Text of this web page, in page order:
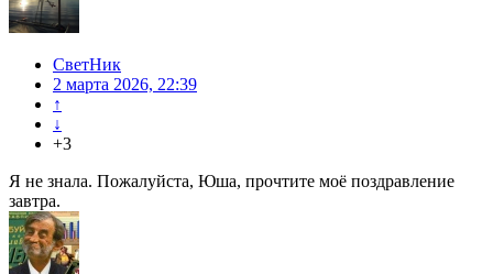
СветНик
2 марта 2026, 22:39
↑
↓
+3
Я не знала. Пожалуйста, Юша, прочтите моё поздравление
завтра.